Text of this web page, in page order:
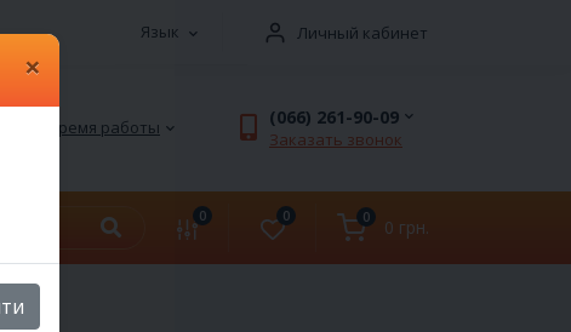
Язык Личный кабинет
Время работы (066) 261-90-09
Заказать звонок
0 0 0 0 грн.
×